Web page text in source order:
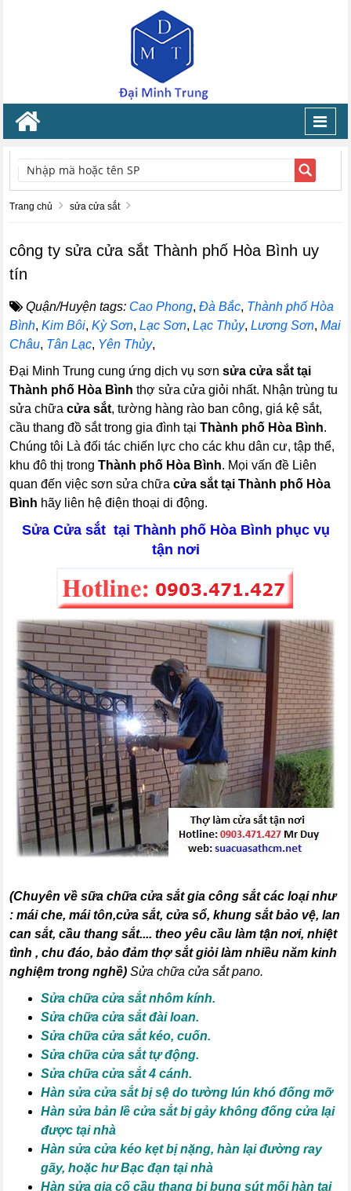
TÌM KIẾM
Trang chủ sửa cửa sắt
công ty sửa cửa sắt Thành phố Hòa Bình uy
tín
Quận/Huyện tags: Cao Phong,Đà Bắc, Thành phố Hòa
Bình,Kim Bôi,Kỳ Sơn,Lạc Sơn,Lạc Thủy,Lương Sơn,Mai
Châu, Tân Lạc, Yên Thủy,
Đại Minh Trung cung ứng dịch vụ sơn sửa cửa sắt tại
Thành phố Hòa Bình thợ sửa cửa giỏi nhất. Nhận trùng tu
sửa chữacửa sắt, tường hàng rào ban công, giá kệ sắt,
cầu thang đồ sắt trong gia đình tạiThành phố Hòa Bình.
Chúng tôi Là đối tác chiến lực cho các khu dân cư, tập thể,
khu đô thị trongThành phố Hòa Bình. Mọi vấn đề Liên
quan đến việc sơn sửa chữacửa sắt tại Thành phố Hòa
Bình hãy liên hệ điện thoại di động.
Sửa Cửa sắt tại Thành phố Hòa Bình phục vụ
tận nơi
(Chuyên về sữa chữa cửa sắt gia công sắt các loại như
: mái che, mái tôn,cửa sắt, cửa sổ, khung sắt bảo vệ, lan
can sắt, cầu thang sắt.... theo yêu cầu làm tận nơi, nhiệt
tình , chu đáo, bảo đảm thợ sắt giỏi làm nhiều năm kinh
nghiệm trong nghề)Sửa chữa cửa sắt pano.
Sửa chữa cửa sắt nhôm kính.
Sửa chữa cửa sắt đài loan.
Sửa chữa cửa sắt kéo, cuốn.
Sửa chữa cửa sắt tự động.
Sửa chữa cửa sắt 4 cánh.
Hàn sửa cửa sắt bị sệ do tường lún khó đống mỡ
Hàn sửa bản lề cửa sắt bị gảy không đống cửa lại
được tại nhà
Hàn sửa cửa kéo kẹt bị nặng, hàn lại đường ray
gãy, hoặc hư Bạc đạn tại nhà
Hàn sửa gia cố cầu thang bị bung sút mối hàn tại